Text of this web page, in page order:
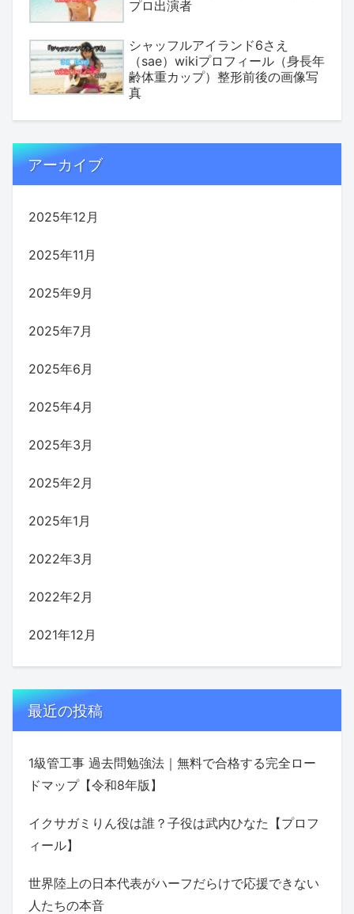
プロ出演者
シャッフルアイランド6さえ
（sae）wikiプロフィール（身長年
齢体重カップ）整形前後の画像写
真
アーカイブ
2025年12月
2025年11月
2025年9月
2025年7月
2025年6月
2025年4月
2025年3月
2025年2月
2025年1月
2022年3月
2022年2月
2021年12月
最近の投稿
1級管工事 過去問勉強法｜無料で合格する完全ロー
ドマップ【令和8年版】
イクサガミりん役は誰？子役は武内ひなた【プロフ
ィール】
世界陸上の日本代表がハーフだらけで応援できない
人たちの本音